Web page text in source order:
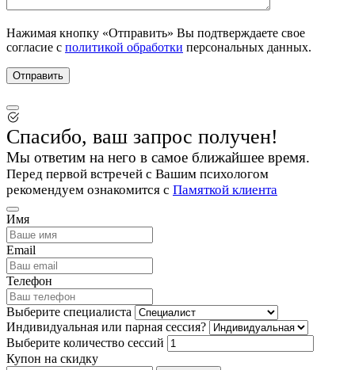
Нажимая кнопку «Отправить» Вы подтверждаете свое
согласие с политикой обработки персональных данных.
Спасибо, ваш запрос получен!
Мы ответим на него в самое ближайшее время.
Перед первой встречей с Вашим психологом
рекомендуем ознакомится с Памяткой клиента
Имя
Email
Телефон
Выберите специалиста
Индивидуальная или парная сессия?
Выберите количество сессий
Купон на скидку